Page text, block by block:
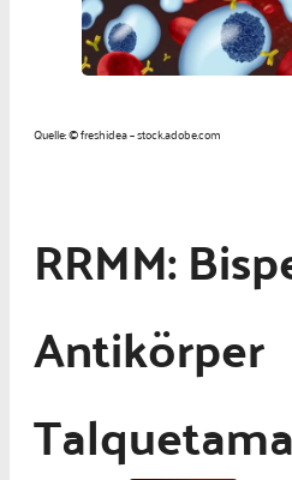
Quelle: © freshidea – stock.adobe.com
RRMM:
Antikörper